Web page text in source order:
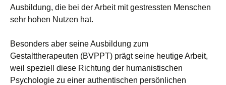
Ausbildung, die bei der Arbeit mit gestressten Menschen
sehr hohen Nutzen hat.
Besonders aber seine Ausbildung zum
Gestalttherapeuten (BVPPT) prägt seine heutige Arbeit,
weil speziell diese Richtung der humanistischen
Psychologie zu einer authentischen persönlichen